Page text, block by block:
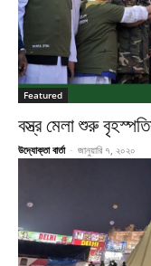
Featured
বস্ত্র মেলা শুরু
উদ্যোক্তা বার্তা - জানুয়ারি ৭, ২০২০